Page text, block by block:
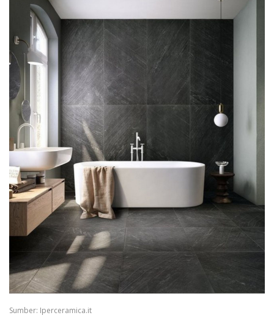
Sumber: Iperceramica.it